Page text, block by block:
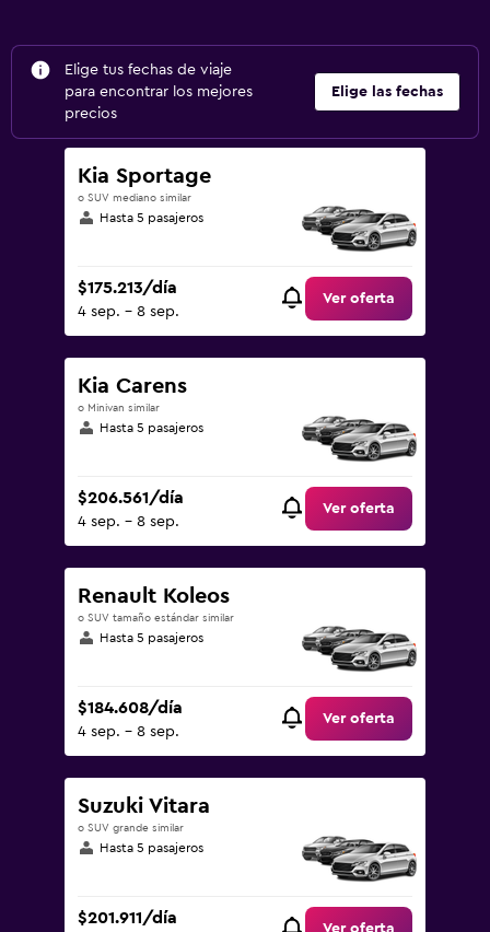
Elige tus fechas de viaje
para encontrar los mejores
precios
Elige las fechas
Kia Sportage
o SUV mediano similar
Hasta 5 pasajeros
$175.213/día
4 sep. - 8 sep.
Ver oferta
Kia Carens
o Minivan similar
Hasta 5 pasajeros
$206.561/día
4 sep. - 8 sep.
Ver oferta
Renault Koleos
o SUV tamaño estándar similar
Hasta 5 pasajeros
$184.608/día
4 sep. - 8 sep.
Ver oferta
Suzuki Vitara
o SUV grande similar
Hasta 5 pasajeros
$201.911/día